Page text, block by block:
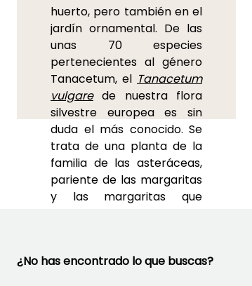
huerto, pero también en el
jardín ornamental. De las
unas 70 especies
pertenecientes al género
Tanacetum, el Tanacetum
vulgarede nuestra flora
silvestre europea es sin
duda el más conocido. Se
trata de una planta de la
familia de las asteráceas,
pariente de las margaritas
y las margaritas que
una corona de ligulas que
¿No has encontrado lo que buscas?